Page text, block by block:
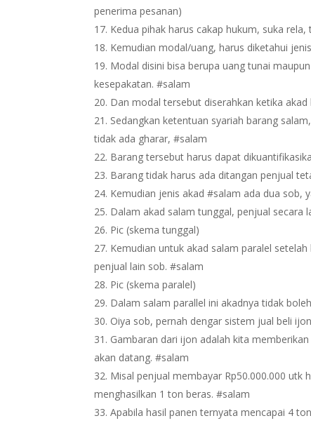
penerima pesanan)
Kedua pihak harus cakap hukum, suka
Kemudian modal/uang, harus diketahui
Modal disini bisa berupa uang tunai
kesepakatan. #salam
Dan modal tersebut diserahkan ketika
Sedangkan ketentuan syariah barang
tidak ada gharar, #salam
Barang tersebut harus dapat
Barang tidak harus ada ditangan penjual
Kemudian jenis akad #salam ada dua sob,
Dalam akad salam tunggal, penjual secara
Pic (skema tunggal)
Kemudian untuk akad salam paralel
penjual lain sob. #salam
Pic (skema paralel)
Dalam salam parallel ini akadnya tidak
Oiya sob, pernah dengar sistem jual beli
Gambaran dari ijon adalah kita
akan datang. #salam
Misal penjual membayar Rp50.000.000 utk
menghasilkan 1 ton beras. #salam
Apabila hasil panen ternyata mencapai 4